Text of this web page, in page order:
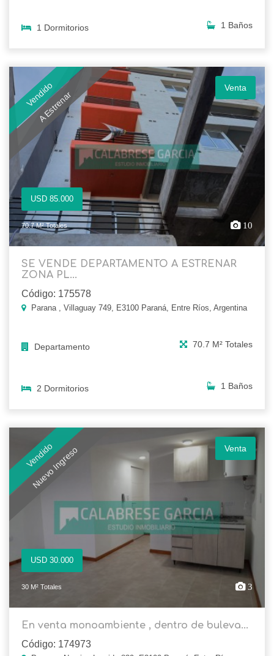
1 Dormitorios 1 Baños
Vendido
A Estrenar
Venta
USD 85.000
70.7 M² Totales 10
SE VENDE DEPARTAMENTO A ESTRENAR
ZONA PL...
Código: 175578
Parana , Villaguay 749, E3100 Paraná, Entre Ríos, Argentina
Departamento 70.7 M² Totales
2 Dormitorios 1 Baños
Vendido
Nuevo Ingreso Venta
USD 30.000
30 M² Totales 3
En venta monoambiente , dentro de buleva...
Código: 174973